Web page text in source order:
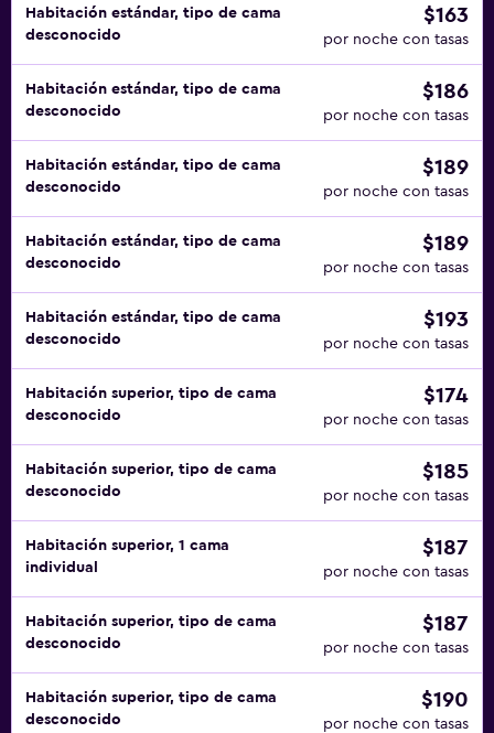
Habitación estándar, tipo de cama
desconocido
$163
por noche con tasas
Habitación estándar, tipo de cama
desconocido
$186
por noche con tasas
Habitación estándar, tipo de cama
desconocido
$189
por noche con tasas
Habitación estándar, tipo de cama
desconocido
$189
por noche con tasas
Habitación estándar, tipo de cama
desconocido
$193
por noche con tasas
Habitación superior, tipo de cama
desconocido
$174
por noche con tasas
Habitación superior, tipo de cama
desconocido
$185
por noche con tasas
Habitación superior, 1 cama
individual
$187
por noche con tasas
Habitación superior, tipo de cama
desconocido
$187
por noche con tasas
Habitación superior, tipo de cama
desconocido
$190
por noche con tasas